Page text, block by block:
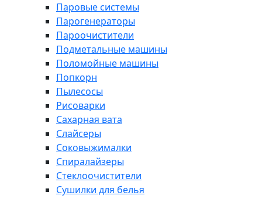
Паровые системы
Парогенераторы
Пароочистители
Подметальные машины
Поломойные машины
Попкорн
Пылесосы
Рисоварки
Сахарная вата
Слайсеры
Соковыжималки
Спиралайзеры
Стеклоочистители
Сушилки для белья